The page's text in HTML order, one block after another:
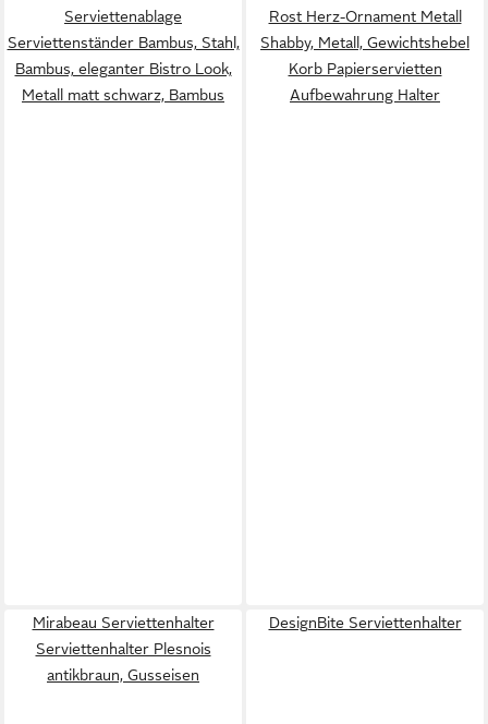
Serviettenablage
Serviettenständer Bambus, Stahl,
Bambus, eleganter Bistro Look,
Metall matt schwarz, Bambus
Rost Herz-Ornament Metall
Shabby, Metall, Gewichtshebel
Korb Papierservietten
Aufbewahrung Halter
Mirabeau Serviettenhalter
Serviettenhalter Plesnois
antikbraun, Gusseisen
DesignBite Serviettenhalter